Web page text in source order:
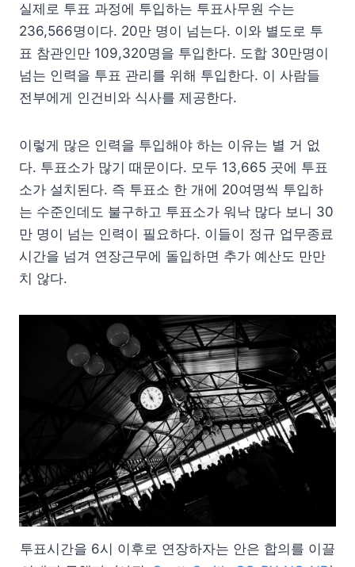
실제로 투표 과정에 투입하는 투표사무원 수는
236,566명이다. 20만 명이 넘는다. 이와 별도로 투
표 참관인만 109,320명을 투입한다. 도합 30만명이
넘는 인력을 투표 관리를 위해 투입한다. 이 사람들
전부에게 인건비와 식사를 제공한다.
이렇게 많은 인력을 투입해야 하는 이유는 별 거 없
다. 투표소가 많기 때문이다. 모두 13,665 곳에 투표
소가 설치된다. 즉 투표소 한 개에 20여명씩 투입하
는 수준인데도 불구하고 투표소가 워낙 많다 보니 30
만 명이 넘는 인력이 필요하다. 이들이 정규 업무종료
시간을 넘겨 연장근무에 돌입하면 추가 예산도 만만
치 않다.
투표시간을 6시 이후로 연장하자는 안은 합의를 이끌